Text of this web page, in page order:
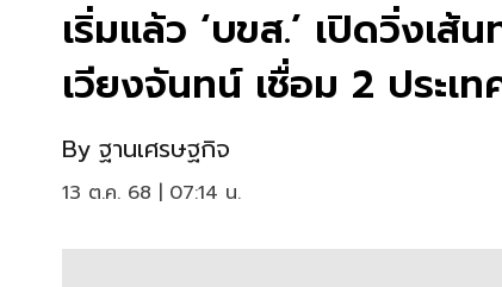
เริ่มแล้ว ‘บขส.’ เปิดวิ่งเ
เวียงจันทน์ เชื่อม 2 ประเท
By ฐานเศรษฐกิจ
13 ต.ค. 68 | 07:14 น.